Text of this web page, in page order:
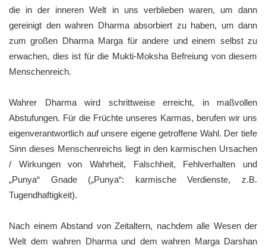
die in der inneren Welt in uns verblieben waren, um dann
gereinigt den wahren Dharma absorbiert zu haben, um dann
zum großen Dharma Marga für andere und einem selbst zu
erwachen, dies ist für die Mukti-Moksha Befreiung von diesem
Menschenreich.
Wahrer Dharma wird schrittweise erreicht, in maßvollen
Abstufungen. Für die Früchte unseres Karmas, berufen wir uns
eigenverantwortlich auf unsere eigene getroffene Wahl. Der tiefe
Sinn dieses Menschenreichs liegt in den karmischen Ursachen
/ Wirkungen von Wahrheit, Falschheit, Fehlverhalten und
„Punya“ Gnade („Punya“: karmische Verdienste, z.B.
Tugendhaftigkeit).
Nach einem Abstand von Zeitaltern, nachdem alle Wesen der
Welt dem wahren Dharma und dem wahren Marga Darshan